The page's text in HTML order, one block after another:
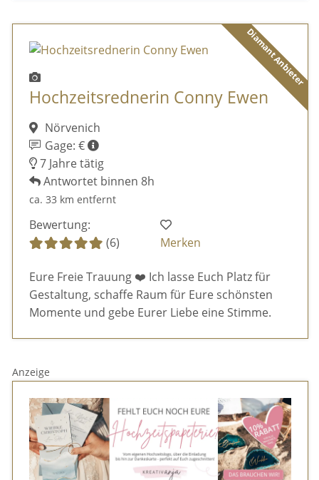
Diamant Anbieter
Hochzeitsrednerin Conny Ewen
Nörvenich
Gage: €
7 Jahre tätig
Antwortet binnen 8h
ca. 33 km entfernt
Bewertung:
(6)
Merken
Eure Freie Trauung ❤️ Ich lasse Euch Platz für
Gestaltung, schaffe Raum für Eure schönsten
Momente und gebe Eurer Liebe eine Stimme.
Anzeige